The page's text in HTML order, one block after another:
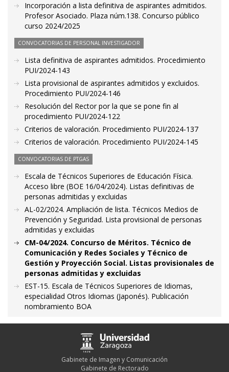
Incorporación a lista definitiva de aspirantes admitidos.
Profesor Asociado. Plaza núm.138. Concurso público
curso 2024/2025
CONVOCATORIAS DE PERSONAL INVESTIGADOR
Lista definitiva de aspirantes admitidos. Procedimiento
PUI/2024-143
Lista provisional de aspirantes admitidos y excluidos.
Procedimiento PUI/2024-146
Resolución del Rector por la que se pone fin al
procedimiento PUI/2024-122
Criterios de valoración. Procedimiento PUI/2024-137
Criterios de valoración. Procedimiento PUI/2024-145
CONVOCATORIAS DE PTGAS
Escala de Técnicos Superiores de Educación Física.
Acceso libre (BOE 16/04/2024). Listas definitivas de
personas admitidas y excluidas
AL-02/2024. Ampliación de lista. Técnicos Medios de
Prevención y Seguridad. Lista provisional de personas
admitidas y excluidas
CM-04/2024. Concurso de Méritos. Técnico de
Comunicación y Redes Sociales y Técnico de
Gestión y Proyección Social. Listas provisionales de
personas admitidas y excluidas
EST-15. Escala de Técnicos Superiores de Idiomas,
especialidad Otros Idiomas (Japonés). Publicación
nombramiento BOA
Gabinete de Imagen y Comunicación
Gabinete de Rectorado